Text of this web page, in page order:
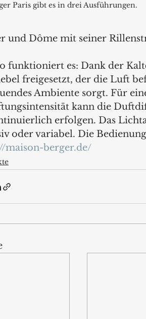
Paris gibt es in drei Ausführungen.
und Dôme mit seiner
funktioniert es: Dank der
freigesetzt, der die Luft
Ambiente sorgt. Für
kann die
erfolgen. Das
oder variabel. Die
maison-berger.de/